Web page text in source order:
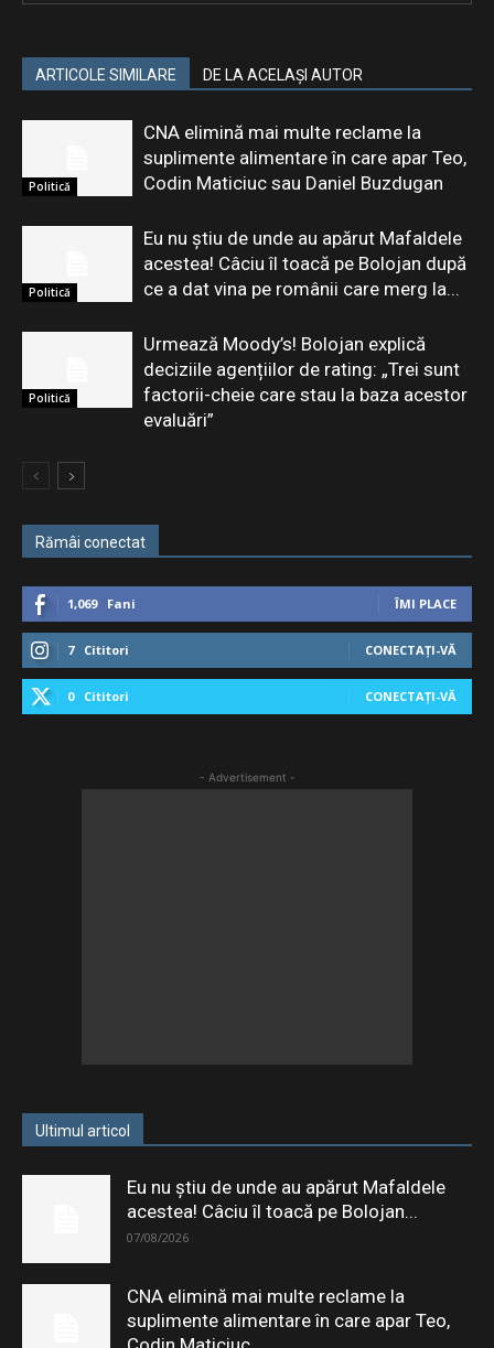
ARTICOLE SIMILARE DE LA ACELAȘI AUTOR
Politică
CNA elimină mai multe reclame la
suplimente alimentare în care apar Teo,
Codin Maticiuc sau Daniel Buzdugan
Politică
Eu nu știu de unde au apărut Mafaldele
acestea! Câciu îl toacă pe Bolojan după
ce a dat vina pe românii care merg la...
Politică
Urmează Moody’s! Bolojan explică
deciziile agențiilor de rating: „Trei sunt
factorii-cheie care stau la baza acestor
evaluări”
Rămâi conectat
1,069 Fani ÎMI PLACE
7 Cititori CONECTAȚI-VĂ
0 Cititori CONECTAȚI-VĂ
- Advertisement -
Ultimul articol
Eu nu știu de unde au apărut Mafaldele
acestea! Câciu îl toacă pe Bolojan...
07/08/2026
CNA elimină mai multe reclame la
suplimente alimentare în care apar Teo,